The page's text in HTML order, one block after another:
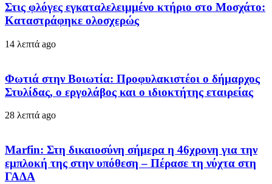
Στις φλόγες εγκαταλελειμμένο κτήριο στο Μοσχάτο:
Καταστράφηκε ολοσχερώς
14 λεπτά ago
Φωτιά στην Βοιωτία: Προφυλακιστέοι ο δήμαρχος
Στυλίδας, ο εργολάβος και ο ιδιοκτήτης εταιρείας
28 λεπτά ago
Marfin: Στη δικαιοσύνη σήμερα η 46χρονη για την
εμπλοκή της στην υπόθεση – Πέρασε τη νύχτα στη
ΓΑΔΑ